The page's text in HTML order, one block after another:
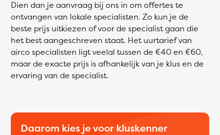
Dien dan je aanvraag bij ons in om offertes te
ontvangen van lokale specialisten. Zo kun je de
beste prijs uitkiezen of voor de specialist gaan die
het best aangeschreven staat. Het uurtarief van
airco specialisten ligt veelal tussen de €40 en €60,
maar de exacte prijs is afhankelijk van je klus en de
ervaring van de specialist.
Daarom kies je voor kluskenner